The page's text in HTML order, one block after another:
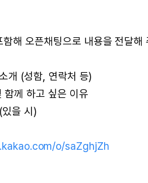
함해 오픈채팅으로 내용을 전달해
개 (성함, 연락처 등)
함께 하고 싶은 이유
을 시)
o/saZghjZh